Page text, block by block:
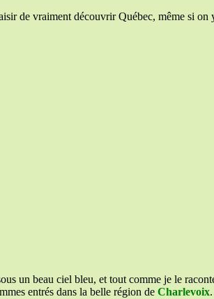
de vraiment découvrir Québec, même si on
un beau ciel bleu, et tout comme je le
entrés dans la belle région de Charlevoix.